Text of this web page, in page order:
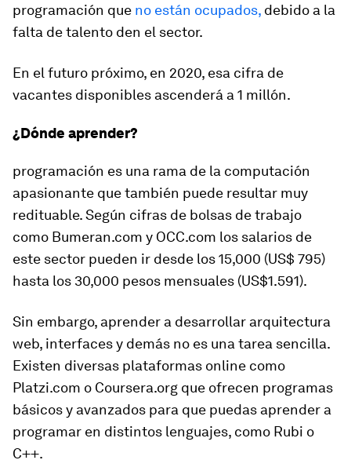
programación que no están ocupados, debido a la
falta de talento den el sector.
En el futuro próximo, en 2020, esa cifra de
vacantes disponibles ascenderá a 1 millón.
¿Dónde aprender?
programación es una rama de la computación
apasionante que también puede resultar muy
redituable.Según cifras de bolsas de trabajo
como Bumeran.com y OCC.com los salarios de
este sector pueden ir desde los 15,000 (US$ 795)
hasta los 30,000 pesos mensuales (US$1.591).
Sin embargo, aprender a desarrollar arquitectura
web, interfaces y demás no es una tarea sencilla.
Existen diversas plataformas online como
Platzi.com o Coursera.org que ofrecen programas
básicos y avanzados para que puedas aprender a
programar en distintos lenguajes, como Rubi o
C++.